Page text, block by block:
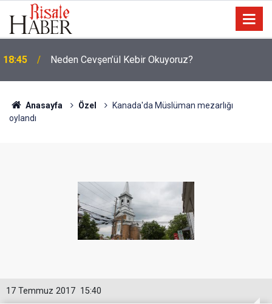
17:45
göndermeyiz
Anasayfa Özel
Kanada'da Müslüman mezarlığı
oylandı
15:40
17 Temmuz 2017